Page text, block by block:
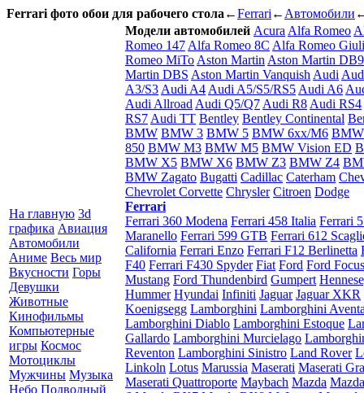
Ferrari фото обои для рабочего стола ←Ferrari ← Автомобили
На главную 3d
графика Авиация
Автомобили
Аниме Весь мир
Вкусности Горы
Девушки
Животные
Кинофильмы
Компьютерные
игры Космос
Мотоциклы
Мужчины Музыка
Небо Подводный
Модели автомобилей Acura Alfa Romeo
Romeo 147 Alfa Romeo 8C Alfa Romeo
Romeo MiTo Aston Martin Aston Martin DB9
Martin DBS Aston Martin Vanquish Audi
A3/S3 Audi A4 Audi A5/S5/RS5 Audi A6
Audi Allroad Audi Q5/Q7 Audi R8 Audi RS4
RS7 Audi TT Bentley Bentley Continental
BMW BMW 3 BMW 5 BMW 6xx/M6
850 BMW M3 BMW M5 BMW Vision ED
BMW X5 BMW X6 BMW Z3 BMW Z4
BMW Zagato Bugatti Cadillac Caterham
Chevrolet Corvette Chrysler Citroen Dodge
Ferrari
Ferrari 360 Modena Ferrari 458 Italia Ferrari
Maranello Ferrari 599 GTB Ferrari 612
California Ferrari Enzo Ferrari F12 Berlinetta
F40 Ferrari F430 Spyder Fiat Ford Ford Focus
Mustang Ford Thundenbird Gumpert
Hummer Hyundai Infiniti Jaguar Jaguar XKR
Koenigsegg Lamborghini Lamborghini
Lamborghini Diablo Lamborghini Estoque
Gallardo Lamborghini Murcielago
Reventon Lamborghini Sinistro Land Rover
Linkoln Lotus Marussia Maserati Maserati
Maserati Quattroporte Maybach Mazda